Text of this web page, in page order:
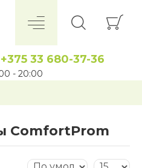
+375 33 680-37-36
- 20:00
ComfortProm